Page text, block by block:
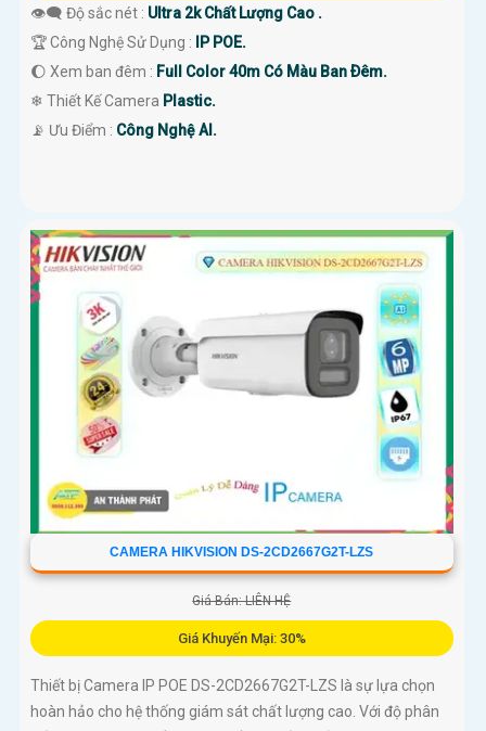
👁️‍🗨 Độ sắc nét : Ultra 2k Chất Lượng Cao .
🏆 Công Nghệ Sử Dụng :
IP POE.
🌔 Xem ban đêm : Full Color 40m Có Màu Ban Ðêm.
❄ Thiết Kế Camera Plastic.
️📡 Ưu Điểm : Công Nghệ AI.
CAMERA HIKVISION DS-2CD2667G2T-LZS
Giá Bán: LIÊN HỆ
Giá Khuyến Mại: 30%
Thiết bị Camera IP POE DS-2CD2667G2T-LZS là sự lựa chọn
hoàn hảo cho hệ thống giám sát chất lượng cao. Với độ phân